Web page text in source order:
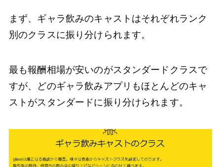
まず、ギャラ飲みのキャストはそれぞれランク
別のクラスに振り分けられます。
最も報酬相場が安いのがスタンダードクラスで
すが、どのギャラ飲みアプリもほとんどのキャ
ストがスタンダードに振り分けられます。